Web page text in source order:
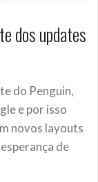
dos updates
do Penguin,
e por isso
novos layouts
de